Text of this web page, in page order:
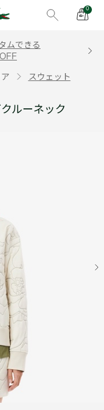
0
ムできる
ア スウェット
ルーネック